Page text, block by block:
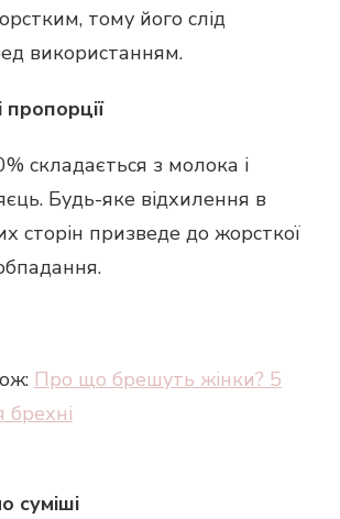
тому його слід
використанням.
складається з молока і
Будь-яке відхилення в
сторін призведе до жорсткої
Про що брешуть жінки? 5
брехні
суміші